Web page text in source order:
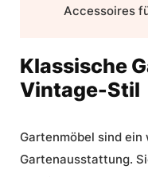
Accessoires
Klassische
Vintage-Stil
Gartenmöbel sind ein
Gartenausstattung.